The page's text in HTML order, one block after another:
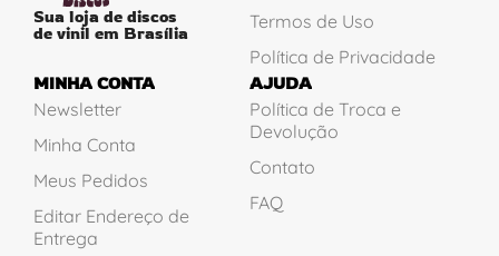
Sua loja de discos
de vinil em Brasília
Termos de Uso
Política de Privacidade
MINHA CONTA
Newsletter
Minha Conta
Meus Pedidos
Editar Endereço de
Entrega
AJUDA
Política de Troca e
Devolução
Contato
FAQ